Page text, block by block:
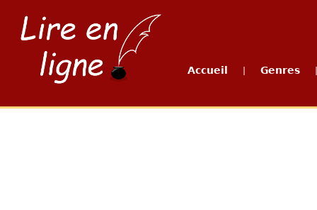
Accueil Genres